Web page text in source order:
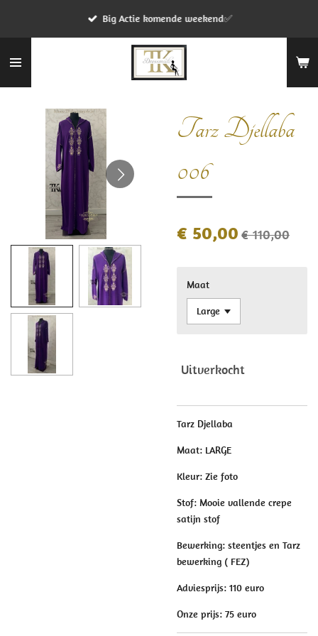
de
Big Actie komende weekend✅
Tarz Djellaba
006
€ 50,00 € 110,00
Maat
Uitverkocht
Tarz Djellaba
Maat: LARGE
Kleur: Zie foto
Stof: Mooie vallende crepe
satijn stof
Bewerking: steentjes en Tarz
bewerking ( FEZ)
Adviesprijs: 110 euro
Onze prijs: 75 euro